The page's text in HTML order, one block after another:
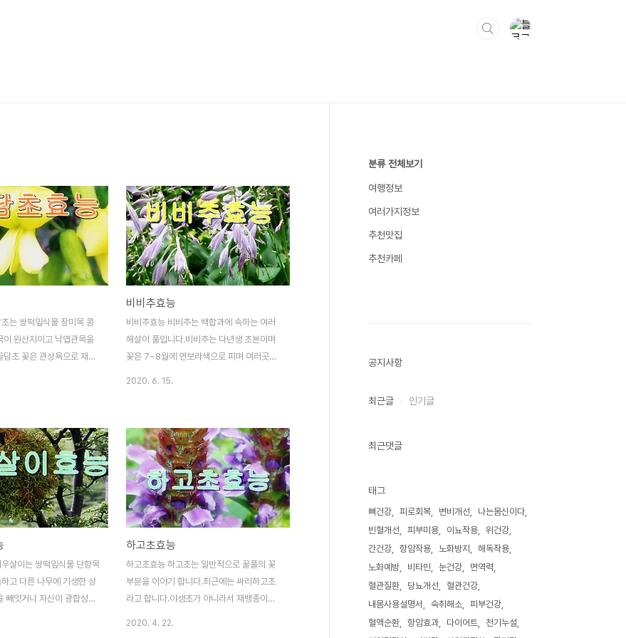
는 쌍떡잎식물 장미목 콩
이 원산지이고 낙엽관목을
담초 꽃은 관상욕으로 재배
이라고 하며 관절통,진통,강
진하는데 이용됩니다.그럼
세히 알아 보겠습니다. 1.심
담초는 심혈관질환에 효과
초에는 알칼로이드,사포니.
러가지 항산화 성분이 들어
은 혈중 콜레스테롤 수치
.그래서 혈액순환과 혈류개
다.또한 혈압을 강하하고 혈
됩니다.주기적으로 드시
비비추효능
비비추효능 비비추는 백합과에 속하는 여러
해살이 풀입니다.비비추는 다년생 초본이며
꽃은 7~8월에 연보라색으로 피며 여러곳에
는 삭과로 긴 타원형이며 비스듬히 서며 3개
로 갈라집니다.그럼 비비추의 효능을 알아 보
겠습니다 1.피부상처 치료에 효과가 있다비비
추잎을 즙을 내서 상처에 바르게 되면 상처
치료에 도움이 됩니다.이 뿐만 아니라 젖앓이
를 하는 산모에게 도움이 됩니다.또한 중이염
에도 효과가 있으며 씨앗이나 식물체 전체를
한방이나 민간에서 이용하고 있습니다. 2.한
방에서는 건위 이뇨 강장에 효능이 있습니다.
그리고 잎즙을 부스럼이나 여드름에 효과..
2020. 6. 15.
살이는 쌍떡잎식물 단향목
고 다른 나무에 기생한 상
빼앗거나 자신이 광합성해
하고초효능
하고초효능 하고초는 일반적으로 꿀풀의 꽃
부분을 이야기 합니다.최근에는 싸리하고초
라고 합니다.야생초가 아니라서 재뱅종이며
2020. 4. 22.
분류 전체보기
여행정보
여러가지정보
추천맛집
추천카페
공지사항
최근글 인기글
최근댓글
태그
뼈건강 피로회복 변비개선
나는몸신이다
빈혈개선
피부미용 이뇨작용
위건강
간건강
항암작용 노화방지
해독작용
노화예방
비타민 눈건강
면역력
혈관질환
당뇨개선
혈관건강
내몸사용설명서
숙취해소
피부건강
혈액순환
항암효과 다이어트
천기누설